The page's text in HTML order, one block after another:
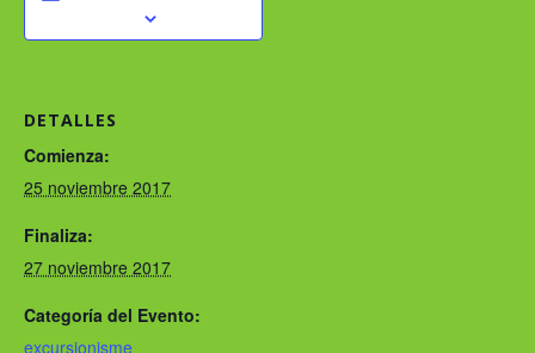
DETALLES
Comienza:
25 noviembre 2017
Finaliza:
27 noviembre 2017
Categoría del Evento:
excursionisme